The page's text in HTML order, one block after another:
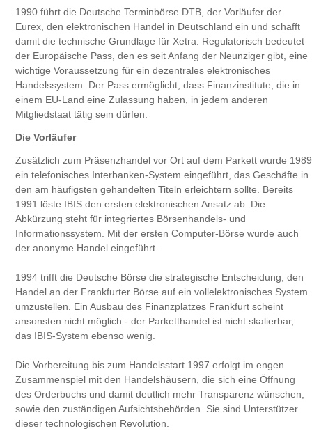
1990 führt die Deutsche Terminbörse DTB, der Vorläufer der
Eurex, den elektronischen Handel in Deutschland ein und schafft
damit die technische Grundlage für Xetra. Regulatorisch bedeutet
der Europäische Pass, den es seit Anfang der Neunziger gibt, eine
wichtige Voraussetzung für ein dezentrales elektronisches
Handelssystem. Der Pass ermöglicht, dass Finanzinstitute, die in
einem EU-Land eine Zulassung haben, in jedem anderen
Mitgliedstaat tätig sein dürfen.
Die Vorläufer
Zusätzlich zum Präsenzhandel vor Ort auf dem Parkett wurde 1989
ein telefonisches Interbanken-System eingeführt, das Geschäfte in
den am häufigsten gehandelten Titeln erleichtern sollte. Bereits
1991 löste IBIS den ersten elektronischen Ansatz ab. Die
Abkürzung steht für integriertes Börsenhandels- und
Informationssystem. Mit der ersten Computer-Börse wurde auch
der anonyme Handel eingeführt.
1994 trifft die Deutsche Börse die strategische Entscheidung, den
Handel an der Frankfurter Börse auf ein vollelektronisches System
umzustellen. Ein Ausbau des Finanzplatzes Frankfurt scheint
ansonsten nicht möglich - der Parketthandel ist nicht skalierbar,
das IBIS-System ebenso wenig.
Die Vorbereitung bis zum Handelsstart 1997 erfolgt im engen
Zusammenspiel mit den Handelshäusern, die sich eine Öffnung
des Orderbuchs und damit deutlich mehr Transparenz wünschen,
sowie den zuständigen Aufsichtsbehörden. Sie sind Unterstützer
dieser technologischen Revolution.